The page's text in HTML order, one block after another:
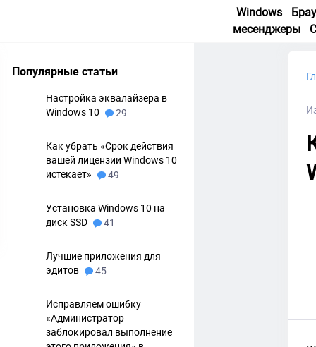
Windows
месенджеры
Популярные статьи
Настройка эквалайзера в
Windows 10
29
Как убрать «Срок действия
вашей лицензии Windows 10
истекает»
49
Установка Windows 10 на
диск SSD
41
Лучшие приложения для
эдитов
45
Исправляем ошибку
«Администратор
заблокировал выполнение